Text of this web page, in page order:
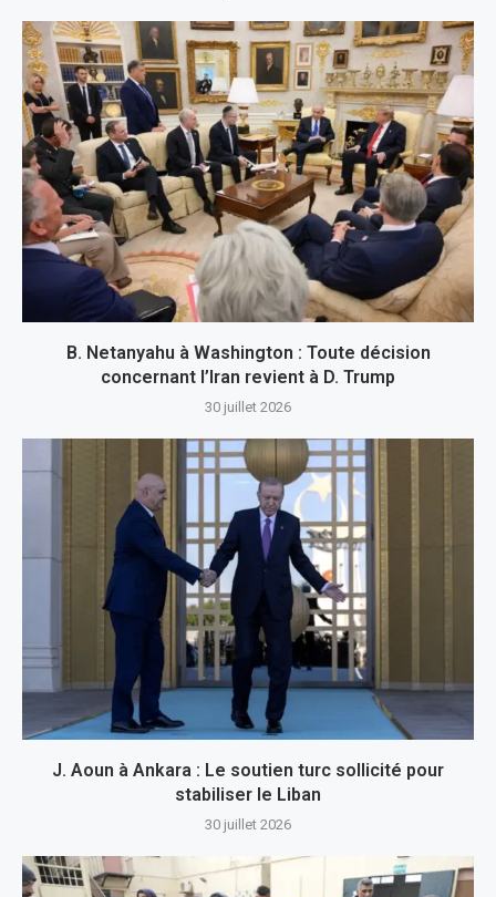
B. Netanyahu à Washington : Toute décision
concernant l’Iran revient à D. Trump
30 juillet 2026
J. Aoun à Ankara : Le soutien turc sollicité pour
stabiliser le Liban
30 juillet 2026